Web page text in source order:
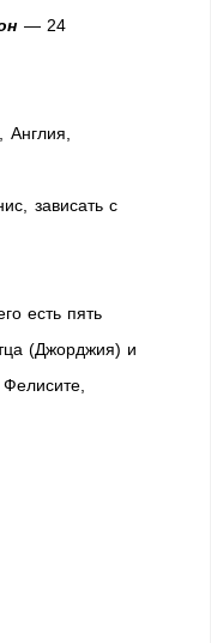
— 24
зависать с
есть пять
(Джорджия) и